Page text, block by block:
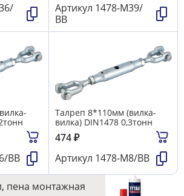
Артикул 1478-М39/
ВВ
ВВ
Талреп 8*110мм (вилка-
вилка) DIN1478 0,3тонн
474₽
Артикул 1478-М8/ВВ
пена монтажная